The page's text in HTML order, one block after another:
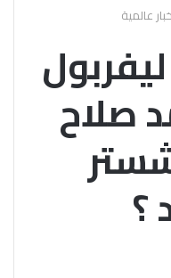
عالمية
صلاح
؟